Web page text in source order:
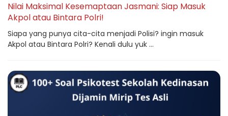
Nilai Maksimal Kesemaptaan Jasmani: Siap Masuk
Akpol atau Bintara Polri!
Siapa yang punya cita-cita menjadi Polisi? ingin masuk
Akpol atau Bintara Polri? Kenali dulu yuk ...